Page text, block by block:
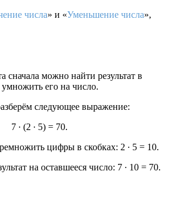
числа» и «Уменьшение числа»,
сначала можно найти результат в
его на число.
следующее выражение:
7 ∙ (2 ∙ 5) = 70.
цифры в скобках: 2 ∙ 5 = 10.
на оставшееся число: 7 ∙ 10 = 70.